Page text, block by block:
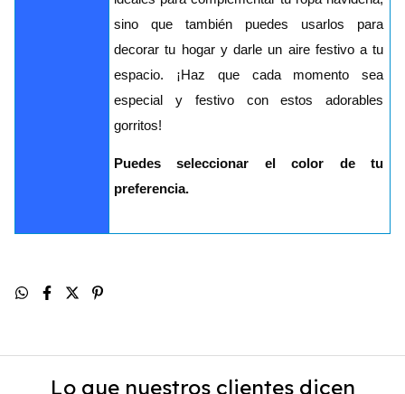
sino que también puedes usarlos para
decorar tu hogar y darle un aire festivo a tu
espacio. ¡Haz que cada momento sea
especial y festivo con estos adorables
gorritos!
Puedes seleccionar el color de tu
preferencia.
Lo que nuestros clientes dicen